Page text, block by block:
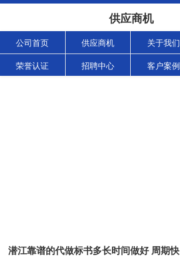
供应商机
公司首页 供应商机 关于我们
荣誉认证 招聘中心 客户案例
潜江靠谱的代做标书多长时间做好 周期快